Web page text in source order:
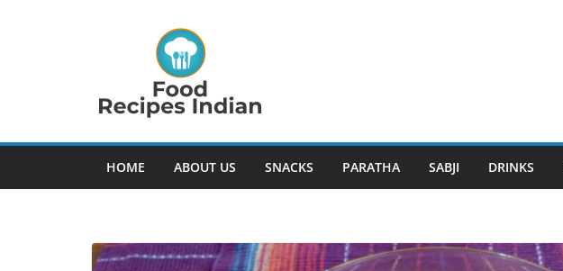
HOME ABOUT US SNACKS PARATHA SABJI DRINKS